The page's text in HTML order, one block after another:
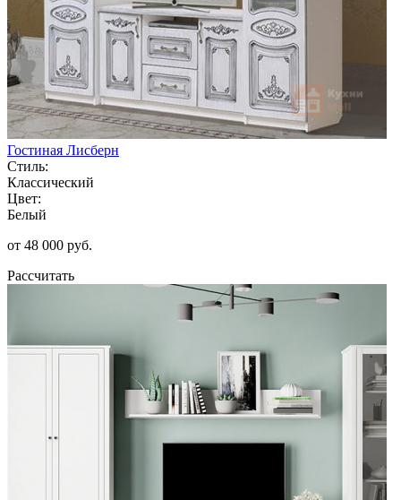
Гостиная Лисберн
Стиль:
Классический
Цвет:
Белый
от 48 000 руб.
Рассчитать